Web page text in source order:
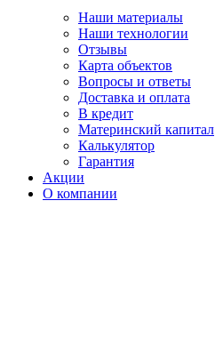
Наши материалы
Наши технологии
Отзывы
Карта объектов
Вопросы и ответы
Доставка и оплата
В кредит
Материнский капитал
Калькулятор
Гарантия
Акции
О компании